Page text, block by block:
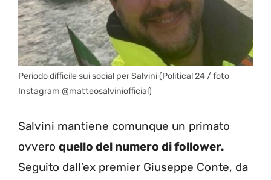
Periodo difficile sui social per Salvini (Political 24 / foto
Instagram @matteosalviniofficial)
Salvini mantiene comunque un primato
ovvero quello del numero di follower.
Seguito dall’ex premier Giuseppe Conte, da